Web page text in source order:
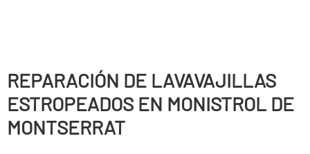
REPARACIÓN DE LAVAVAJILLAS
ESTROPEADOS EN MONISTROL DE
MONTSERRAT